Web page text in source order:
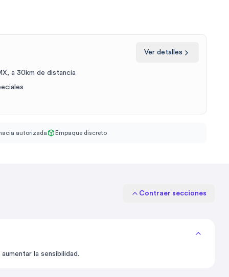
Ver detalles
a 30km de distancia
autorizada Empaque discreto
Contraer secciones
la sensibilidad.